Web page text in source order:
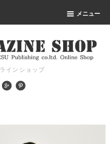
メニュー
インショップ